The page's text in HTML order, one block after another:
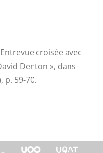
croisée avec
Denton », dans
p. 59-70.